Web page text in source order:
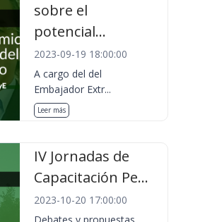
sobre el
potencial...
2023-09-19 18:00:00
A cargo del del
Embajador Extr...
Leer más
IV Jornadas de
Capacitación Pe...
2023-10-20 17:00:00